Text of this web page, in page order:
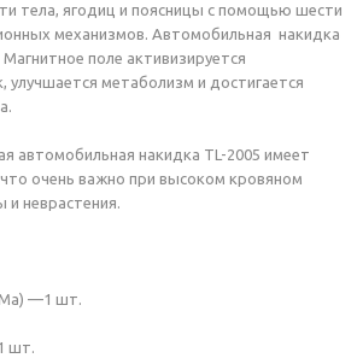
тела, ягодиц и поясницы с помощью шести
механизмов. Автомобильная накидка
поле активизируется
улучшается метаболизм и достигается
автомобильная накидка TL-2005 имеет
очень важно при высоком кровяном
и неврастения.
—1 шт.
шт.